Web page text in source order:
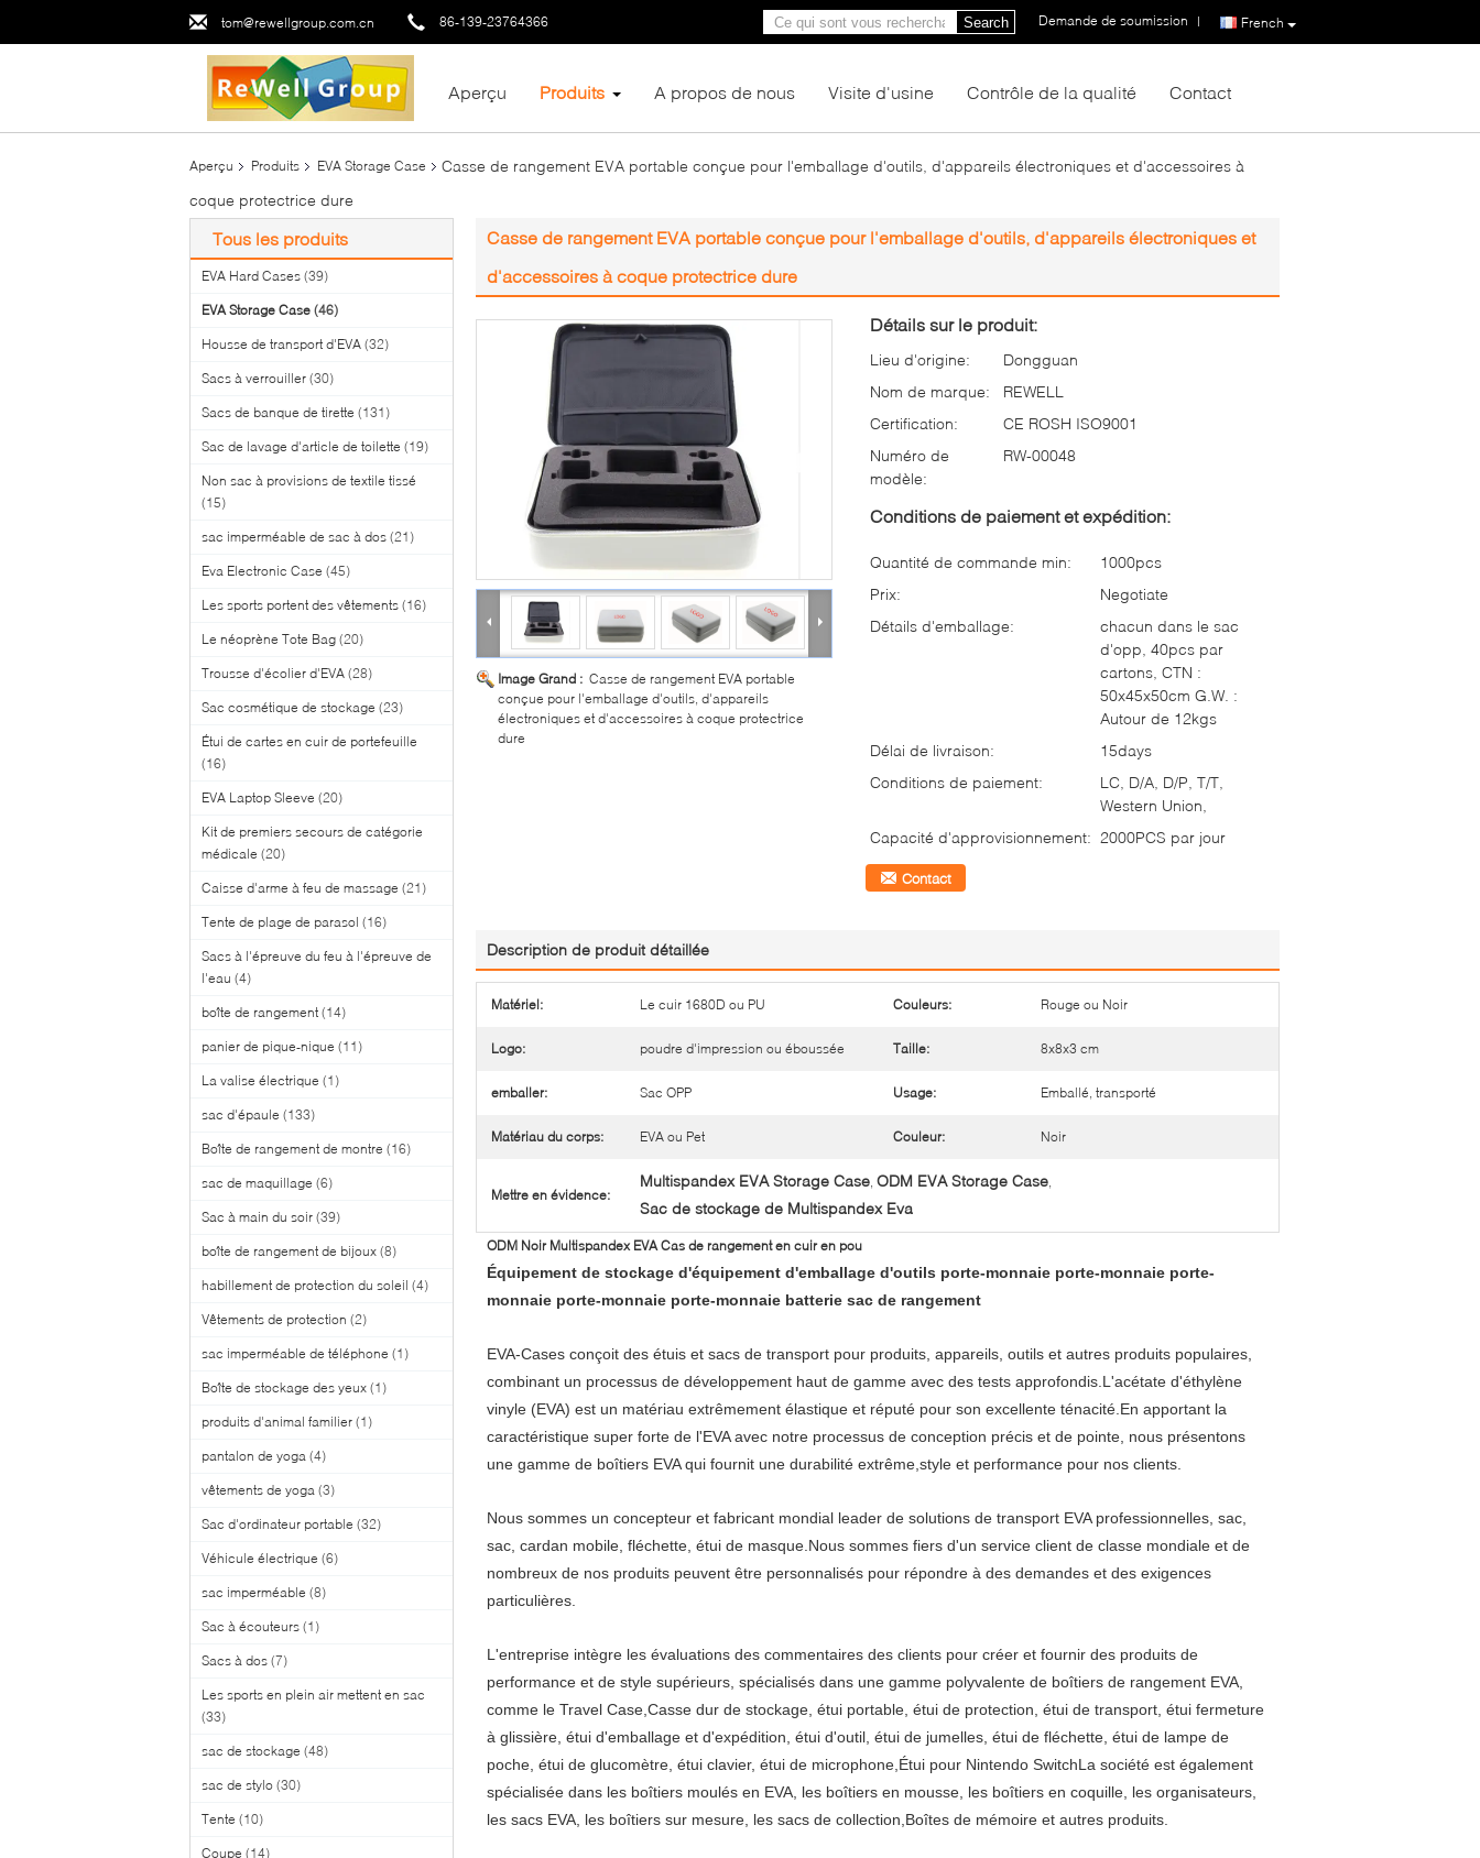
tom@rewellgroup.com.cn 86-139-23764366 French
Demande de soumission |
Search
Aperçu Produits A propos de nous Visite d'usine Contrôle de la qualité Contact
Aperçu Produits EVA Storage Case
Casse de rangement EVA portable conçue pour l'emballage d'outils, d'appareils électroniques et d'accessoires à
coque protectrice dure
Tous les produits
EVA Hard Cases (39)
EVA Storage Case (46)
Housse de transport d'EVA (32)
Sacs à verrouiller (30)
Sacs de banque de tirette (131)
Sac de lavage d'article de toilette (19)
Non sac à provisions de textile tissé
(15)
sac imperméable de sac à dos (21)
Eva Electronic Case (45)
Les sports portent des vêtements (16)
Le néoprène Tote Bag (20)
Trousse d'écolier d'EVA (28)
Sac cosmétique de stockage (23)
Étui de cartes en cuir de portefeuille
(16)
EVA Laptop Sleeve (20)
Kit de premiers secours de catégorie
médicale (20)
Caisse d'arme à feu de massage (21)
Tente de plage de parasol (16)
Sacs à l'épreuve du feu à l'épreuve de
l'eau (4)
boîte de rangement (14)
panier de pique-nique (11)
La valise électrique (1)
sac d'épaule (133)
Boîte de rangement de montre (16)
sac de maquillage (6)
Sac à main du soir (39)
boîte de rangement de bijoux (8)
habillement de protection du soleil (4)
Vêtements de protection (2)
sac imperméable de téléphone (1)
Boîte de stockage des yeux (1)
produits d'animal familier (1)
pantalon de yoga (4)
vêtements de yoga (3)
Sac d'ordinateur portable (32)
Véhicule électrique (6)
sac imperméable (8)
Sac à écouteurs (1)
Sacs à dos (7)
Les sports en plein air mettent en sac
(33)
sac de stockage (48)
sac de stylo (30)
Tente (10)
Coupe (14)
Casse de rangement EVA portable conçue pour l'emballage d'outils, d'appareils électroniques et
d'accessoires à coque protectrice dure
Image Grand : Casse de rangement EVA portable
conçue pour l'emballage d'outils, d'appareils
électroniques et d'accessoires à coque protectrice
dure
Détails sur le produit:
Lieu d'origine:
Dongguan
Nom de marque:
REWELL
Certification:
CE ROSH ISO9001
Numéro de
modèle:
RW-00048
Conditions de paiement et expédition:
Quantité de commande min:
1000pcs
Prix:
Negotiate
Détails d'emballage:
chacun dans le sac
d'opp, 40pcs par
cartons, CTN :
50x45x50cm G.W. :
Autour de 12kgs
Délai de livraison:
15days
Conditions de paiement:
LC, D/A, D/P, T/T,
Western Union,
Capacité d'approvisionnement: 2000PCS par jour
Contact
Description de produit détaillée
Matériel: Le cuir 1680D ou PU Couleurs: Rouge ou Noir
Logo: poudre d'impression ou éboussée Taille: 8x8x3 cm
emballer: Sac OPP Usage: Emballé, transporté
Matériau du corps: EVA ou Pet Couleur: Noir
Mettre en évidence:
Multispandex EVA Storage Case, ODM EVA Storage Case,
Sac de stockage de Multispandex Eva
ODM Noir Multispandex EVA Cas de rangement en cuir en pou
Équipement de stockage d'équipement d'emballage d'outils porte-monnaie porte-monnaie porte-
monnaie porte-monnaie porte-monnaie batterie sac de rangement
EVA-Cases conçoit des étuis et sacs de transport pour produits, appareils, outils et autres produits populaires,
combinant un processus de développement haut de gamme avec des tests approfondis.L'acétate d'éthylène
vinyle (EVA) est un matériau extrêmement élastique et réputé pour son excellente ténacité.En apportant la
caractéristique super forte de l'EVA avec notre processus de conception précis et de pointe, nous présentons
une gamme de boîtiers EVA qui fournit une durabilité extrême,style et performance pour nos clients.
Nous sommes un concepteur et fabricant mondial leader de solutions de transport EVA professionnelles, sac,
sac, cardan mobile, fléchette, étui de masque.Nous sommes fiers d'un service client de classe mondiale et de
nombreux de nos produits peuvent être personnalisés pour répondre à des demandes et des exigences
particulières.
L'entreprise intègre les évaluations des commentaires des clients pour créer et fournir des produits de
performance et de style supérieurs, spécialisés dans une gamme polyvalente de boîtiers de rangement EVA,
comme le Travel Case,Casse dur de stockage, étui portable, étui de protection, étui de transport, étui fermeture
à glissière, étui d'emballage et d'expédition, étui d'outil, étui de jumelles, étui de fléchette, étui de lampe de
poche, étui de glucomètre, étui clavier, étui de microphone,Étui pour Nintendo SwitchLa société est également
spécialisée dans les boîtiers moulés en EVA, les boîtiers en mousse, les boîtiers en coquille, les organisateurs,
les sacs EVA, les boîtiers sur mesure, les sacs de collection,Boîtes de mémoire et autres produits.